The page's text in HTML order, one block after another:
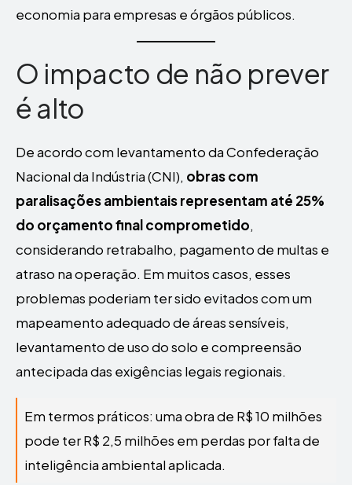
economia para empresas e órgãos públicos.
O impacto de não prever
é alto
De acordo com levantamento da Confederação
Nacional da Indústria (CNI), obras com
paralisações ambientais representam até 25%
do orçamento final comprometido,
considerando retrabalho, pagamento de multas e
atraso na operação. Em muitos casos, esses
problemas poderiam ter sido evitados com um
mapeamento adequado de áreas sensíveis,
levantamento de uso do solo e compreensão
antecipada das exigências legais regionais.
Em termos práticos: uma obra de R$ 10 milhões
pode ter R$ 2,5 milhões em perdas por falta de
inteligência ambiental aplicada.